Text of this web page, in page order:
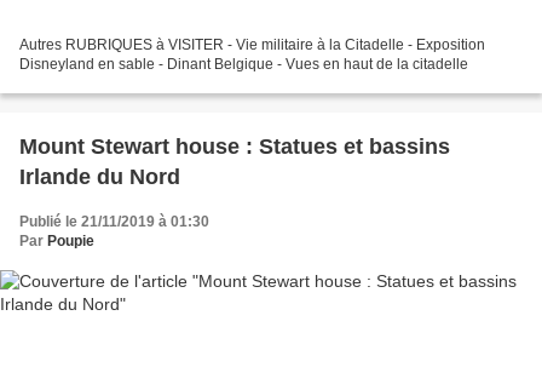
Autres RUBRIQUES à VISITER - Vie militaire à la Citadelle - Exposition
Disneyland en sable - Dinant Belgique - Vues en haut de la citadelle
Mount Stewart house : Statues et bassins
Irlande du Nord
Publié le 21/11/2019 à 01:30
Par Poupie